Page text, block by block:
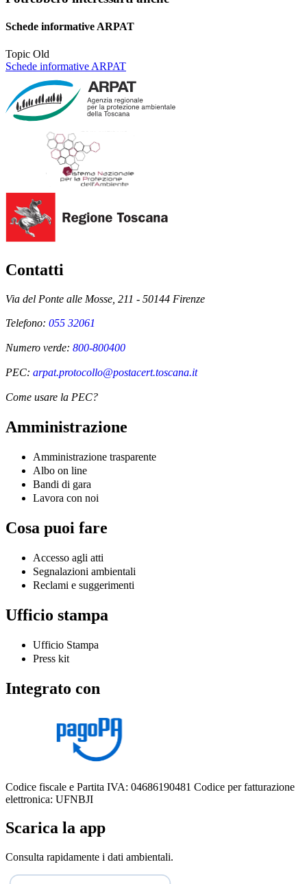
Schede informative ARPAT
Topic Old
Schede informative ARPAT
Contatti
Via del Ponte alle Mosse, 211 - 50144 Firenze
Telefono: 055 32061
Numero verde: 800-800400
PEC: arpat.protocollo@postacert.toscana.it
Come usare la PEC?
Amministrazione
Amministrazione trasparente
Albo on line
Bandi di gara
Lavora con noi
Cosa puoi fare
Accesso agli atti
Segnalazioni ambientali
Reclami e suggerimenti
Ufficio stampa
Ufficio Stampa
Press kit
Integrato con
Codice fiscale e Partita IVA: 04686190481 Codice per fatturazione
elettronica: UFNBJI
Scarica la app
Consulta rapidamente i dati ambientali.